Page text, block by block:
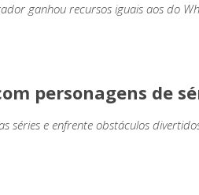
ganhou recursos iguais aos do
personagens de
séries e enfrente obstáculos